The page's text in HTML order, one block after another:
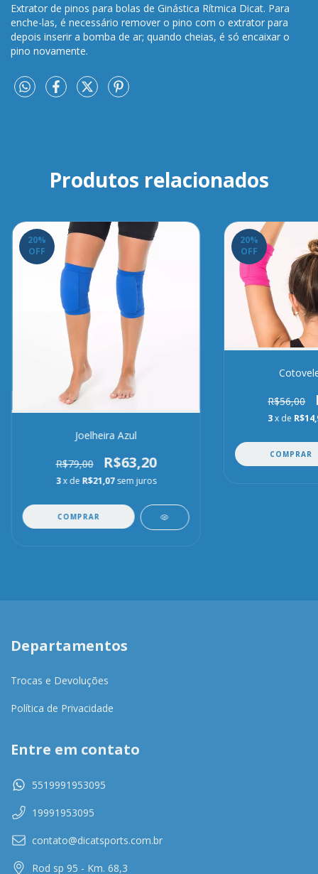
Extrator de pinos para bolas de Ginástica Rítmica Dicat. Para
enche-las, é necessário remover o pino com o extrator para
depois inserir a bomba de ar; quando cheias, é só encaixar o
pino novamente.
Produtos relacionados
20%
OFF
Joelheira Azul
R$79,00 R$63,20
3x de R$21,07 sem juros
COMPRAR
20%
OFF
R$56,00
3x de
COMPRAR
Departamentos
Trocas e Devoluções
Política de Privacidade
Entre em contato
5519991953095
19991953095
contato@dicatsports.com.br
Rod sp 95 - Km. 68,3